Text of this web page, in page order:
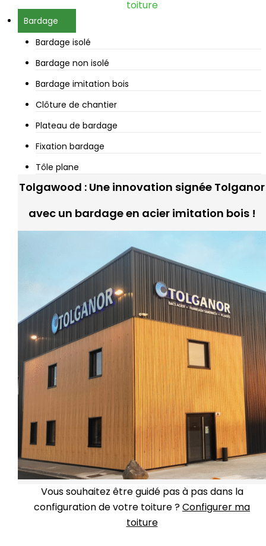
toiture
Bardage
Bardage isolé
Bardage non isolé
Bardage imitation bois
Clôture de chantier
Plateau de bardage
Fixation bardage
Tôle plane
Tolgawood : Une innovation signée Tolganor
avec un bardage en acier imitation bois !
Vous souhaitez être guidé pas à pas dans la
configuration de votre toiture ?Configurer ma
toiture